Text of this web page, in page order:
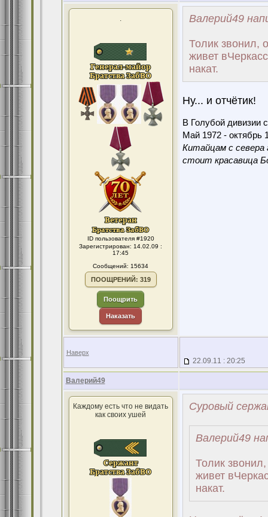
.
ID пользователя #1920
Зарегистрирован: 14.02.09 :
17:45
Сообщений: 15634
ПООЩРЕНИЙ: 319
Поощрить
Наказать
Валерий49
Толик звонил,
живет
накат.
Ну... и отчётик!
В Голубой дивизии
Май 1972 - октябрь
Китайцам с севера
стоит красавица
Наверх
22.09.11 : 20:25
Валерий49
Каждому есть что не видать
как своих ушей
Суровый
Валерий49
Толик
живет
накат.